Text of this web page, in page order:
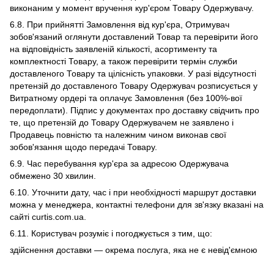
виконаним у момент вручення кур'єром Товару Одержувачу.
6.8. При прийнятті Замовлення від кур'єра, Отримувач
зобов'язаний оглянути доставлений Товар та перевірити його
на відповідність заявленій кількості, асортименту та
комплектності Товару, а також перевірити термін служби
доставленого Товару та цілісність упаковки. У разі відсутності
претензій до доставленого Товару Одержувач розписується у
Витратному ордері та оплачує Замовлення (без 100%-вої
передоплати). Підпис у документах про доставку свідчить про
те, що претензій до Товару Одержувачем не заявлено і
Продавець повністю та належним чином виконав свої
зобов'язання щодо передачі Товару.
6.9. Час перебування кур'єра за адресою Одержувача
обмежено 30 хвилин.
6.10. Уточнити дату, час і при необхідності маршрут доставки
можна у менеджера, контактні телефони для зв'язку вказані на
сайті curtis.com.ua.
6.11. Користувач розуміє і погоджується з тим, що:
здійснення доставки — окрема послуга, яка не є невід'ємною